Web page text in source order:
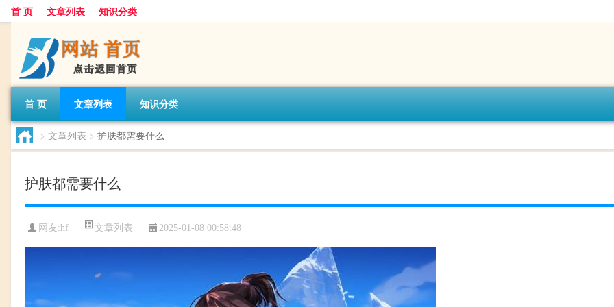
首 页 文章列表 知识分类
首 页 文章列表 知识分类
> 文章列表 > 护肤都需要什么
护肤都需要什么
网友:hf 文章列表 2025-01-08 00:58:48